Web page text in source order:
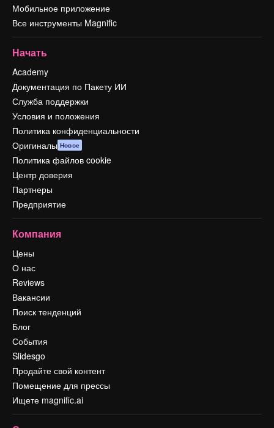
Мобильное приложение
Все инструменты Magnific
Начать
Academy
Документация по Пакету ИИ
Служба поддержки
Условия и положения
Политика конфиденциальности
Оригиналы Новое
Политика файлов cookie
Центр доверия
Партнеры
Предприятие
Компания
Цены
О нас
Reviews
Вакансии
Поиск тенденций
Блог
События
Slidesgo
Продайте свой контент
Помещение для прессы
Ищете magnific.ai